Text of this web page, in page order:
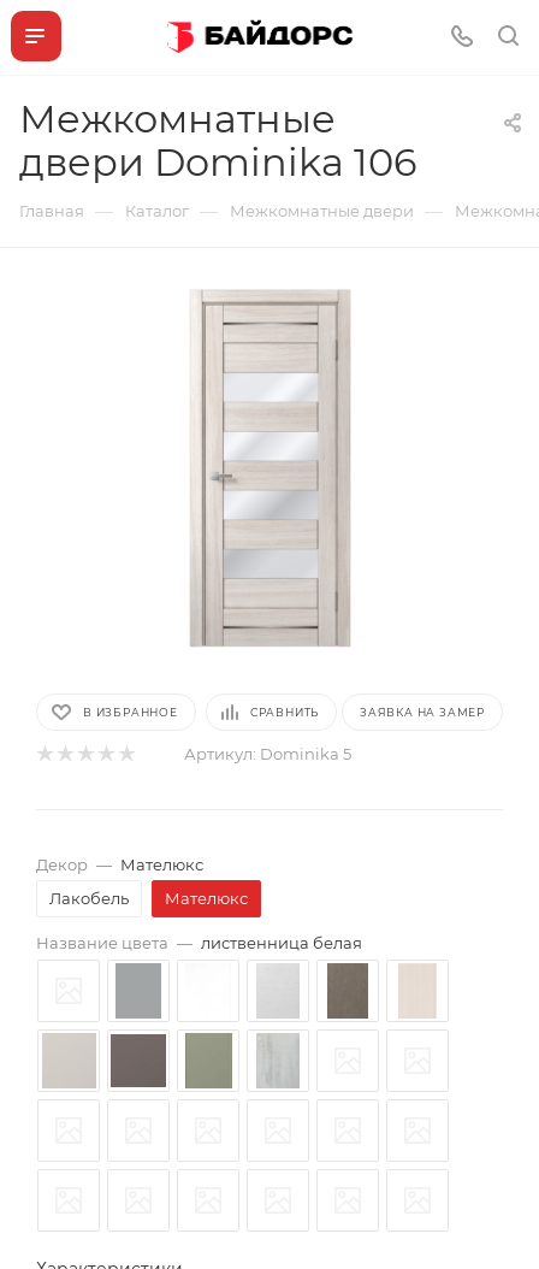
Межкомнатные
двери Dominika 106
Главная — Каталог — Межкомнатные двери —
В ИЗБРАННОЕ СРАВНИТЬ ЗАЯВКА НА ЗАМЕР
Артикул: Dominika 5
Декор — Мателюкс
Лакобель
Мателюкс
Название цвета — лиственница белая